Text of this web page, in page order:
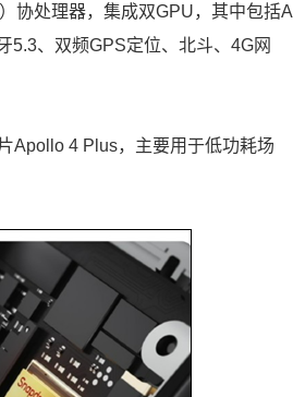
协处理器，集成双GPU，其中包括A
5.3、双频GPS定位、北斗、4G网
Apollo 4 Plus，主要用于低功耗场